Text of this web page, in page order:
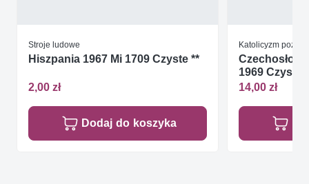
Stroje ludowe
Hiszpania 1967 Mi 1709 Czyste **
2,00 zł
Dodaj do koszyka
Katolicyzm
1969 Czyste
14,00 zł